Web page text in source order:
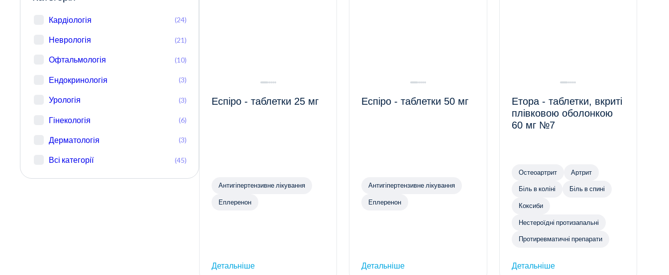
Кардіологія (24)
Неврологія (21)
Офтальмологія (10)
Ендокринологія (3)
Урологія (3)
Гінекологія (6)
Дерматологія (3)
Всі категорії (45)
Еспіро - таблетки 25 мг
Антигіпертензивне лікування
Еплеренон
Детальніше
Еспіро - таблетки 50 мг
Антигіпертензивне лікування
Еплеренон
Детальніше
Етора - таблетки, вкриті
плівковою оболонкою
60 мг №7
Остеоартрит Артрит
Біль в коліні Біль в спині
Коксиби
Нестероїдні протизапальні
Протиревматичні препарати
Детальніше